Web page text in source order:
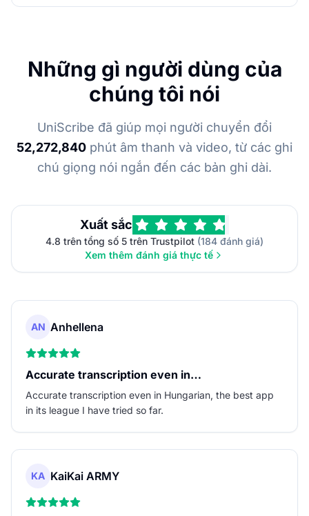
Những gì người dùng của
chúng tôi nói
UniScribe đã giúp mọi người chuyển đổi
52,272,840 phút âm thanh và video, từ các ghi
chú giọng nói ngắn đến các bản ghi dài.
Xuất sắc
4.8 trên tổng số 5 trên Trustpilot (184 đánh giá)
Xem thêm đánh giá thực tế
AN Anhellena
Accurate transcription even in…
Accurate transcription even in Hungarian, the best app
in its league I have tried so far.
KA KaiKai ARMY